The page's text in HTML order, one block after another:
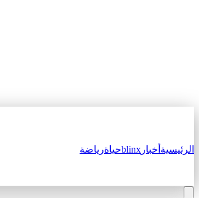
الرئيسية أخبار blinxحياةرياضة